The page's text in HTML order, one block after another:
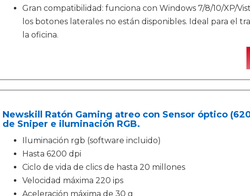
Gran compatibilidad: funciona con Windows 7/8/10/XP/
los botones laterales no están disponibles. Ideal para el
la oficina.
Newskill Ratón Gaming atreo con Sensor óptico
de Sniper e iluminación RGB.
Iluminación rgb (software incluido)
Hasta 6200 dpi
Ciclo de vida de clics de hasta 20 millones
Velocidad máxima 220 ips
Aceleración máxima de 30 g